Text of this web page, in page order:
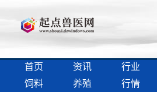
首页 资讯 行业
饲料
养殖 行情